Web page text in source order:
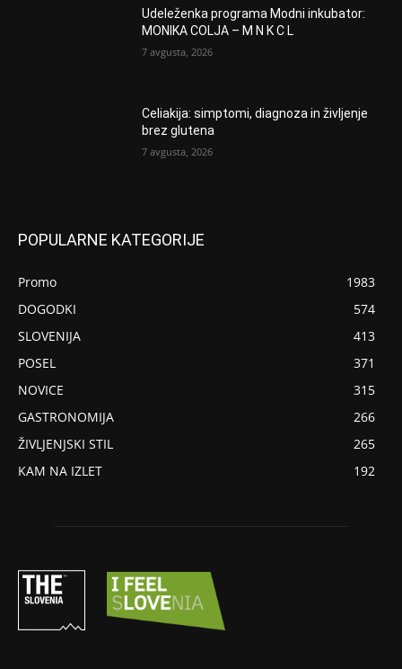
Udeleženka programa Modni inkubator:
MONIKA COLJA – M N K C L
7 avgusta, 2026
Celiakija: simptomi, diagnoza in življenje
brez glutena
7 avgusta, 2026
POPULARNE KATEGORIJE
Promo
1983
DOGODKI
574
SLOVENIJA
413
POSEL
371
NOVICE
315
GASTRONOMIJA
266
ŽIVLJENJSKI STIL
265
KAM NA IZLET
192